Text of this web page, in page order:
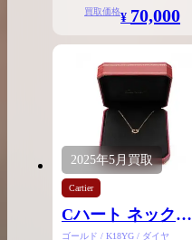
買取価格¥ 70,000
2025年5月買取
Cartier
Cハート ネックレ
ス
ゴールド / K18YG / ダイヤ